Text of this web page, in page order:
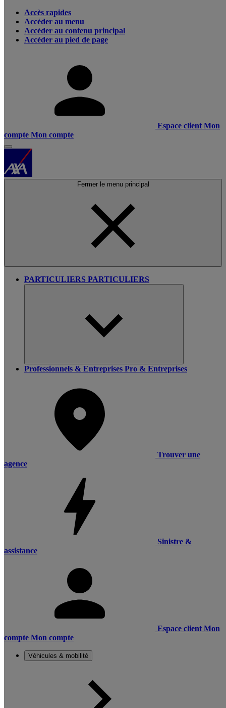
Accès rapides
Accéder au menu
Accéder au contenu principal
Accéder au pied de page
Espace client Mon
compte Mon compte
Fermer le menu principal
PARTICULIERS PARTICULIERS
Professionnels & Entreprises Pro & Entreprises
Trouver une
agence
Sinistre &
assistance
Espace client Mon
compte Mon compte
Véhicules & mobilité